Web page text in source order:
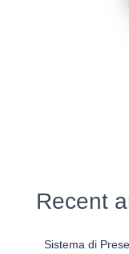
Recent
Sistema di